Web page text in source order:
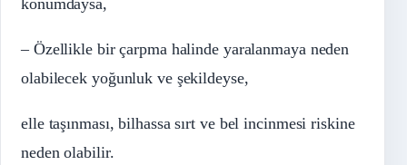
konumdaysa,
– Özellikle bir çarpma halinde yaralanmaya neden
olabilecek yoğunluk ve şekildeyse,
elle taşınması, bilhassa sırt ve bel incinmesi riskine
neden olabilir.